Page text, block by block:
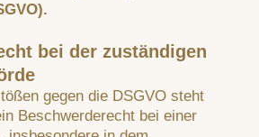
bei der zuständigen
gegen die DSGVO steht
Beschwerderecht bei einer